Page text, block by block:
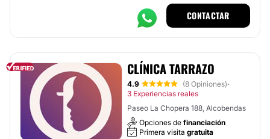
CONTACTAR
CLÍNICA TARRAZO
4.9 (8 Opiniones)·
3 Experiencias reales
Paseo La Chopera 188, Alcobendas
Opciones de financiación
Primera visita gratuita